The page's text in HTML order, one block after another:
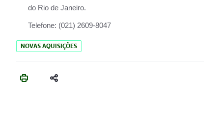
do Rio de Janeiro.
Telefone: (021) 2609-8047
NOVAS AQUISIÇÕES